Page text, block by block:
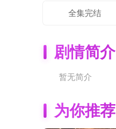
全集完结
剧情简介
暂无简介
为你推荐